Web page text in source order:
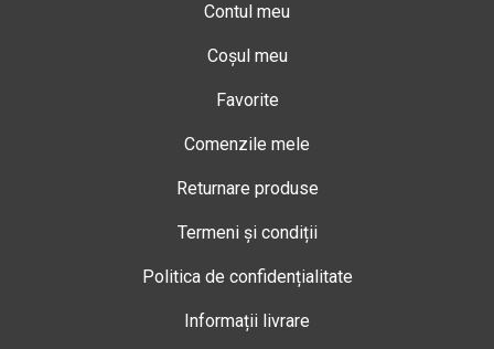
Contul meu
Coșul meu
Favorite
Comenzile mele
Returnare produse
Termeni și condiții
Politica de confidențialitate
Informații livrare